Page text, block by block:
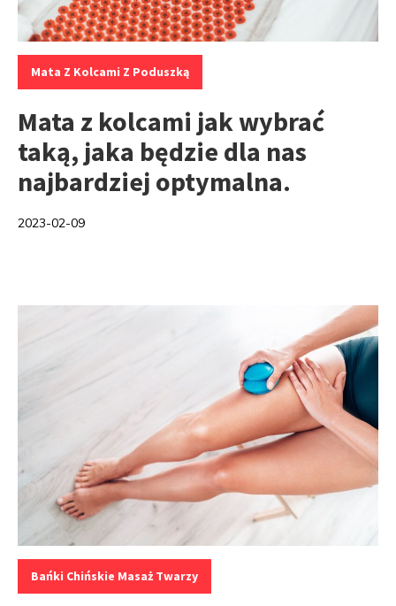
Kategorie:
Mata Z Kolcami Z Poduszką
Mata z kolcami jak wybrać
taką, jaka będzie dla nas
najbardziej optymalna.
2023-02-09
Kategorie:
Bańki Chińskie Masaż Twarzy